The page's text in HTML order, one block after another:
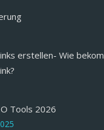
erstellen- Wie
Tools 2026